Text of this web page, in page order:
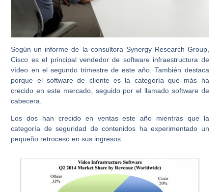
Según un informe de la consultora Synergy Research Group,
Cisco es el principal vendedor de software infraestructura de
vídeo en el segundo trimestre de este año. También destaca
porque el software de cliente es la categoría que más ha
crecido en este mercado, seguido por el llamado software de
cabecera.
Los dos han crecido en ventas este año mientras que la
categoría de seguridad de contenidos ha experimentado un
pequeño retroceso en sus ingresos.